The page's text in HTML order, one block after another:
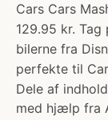
Cars Cars
129.95 kr.
bilerne fra
perfekte til
Dele af
med hjælp fra